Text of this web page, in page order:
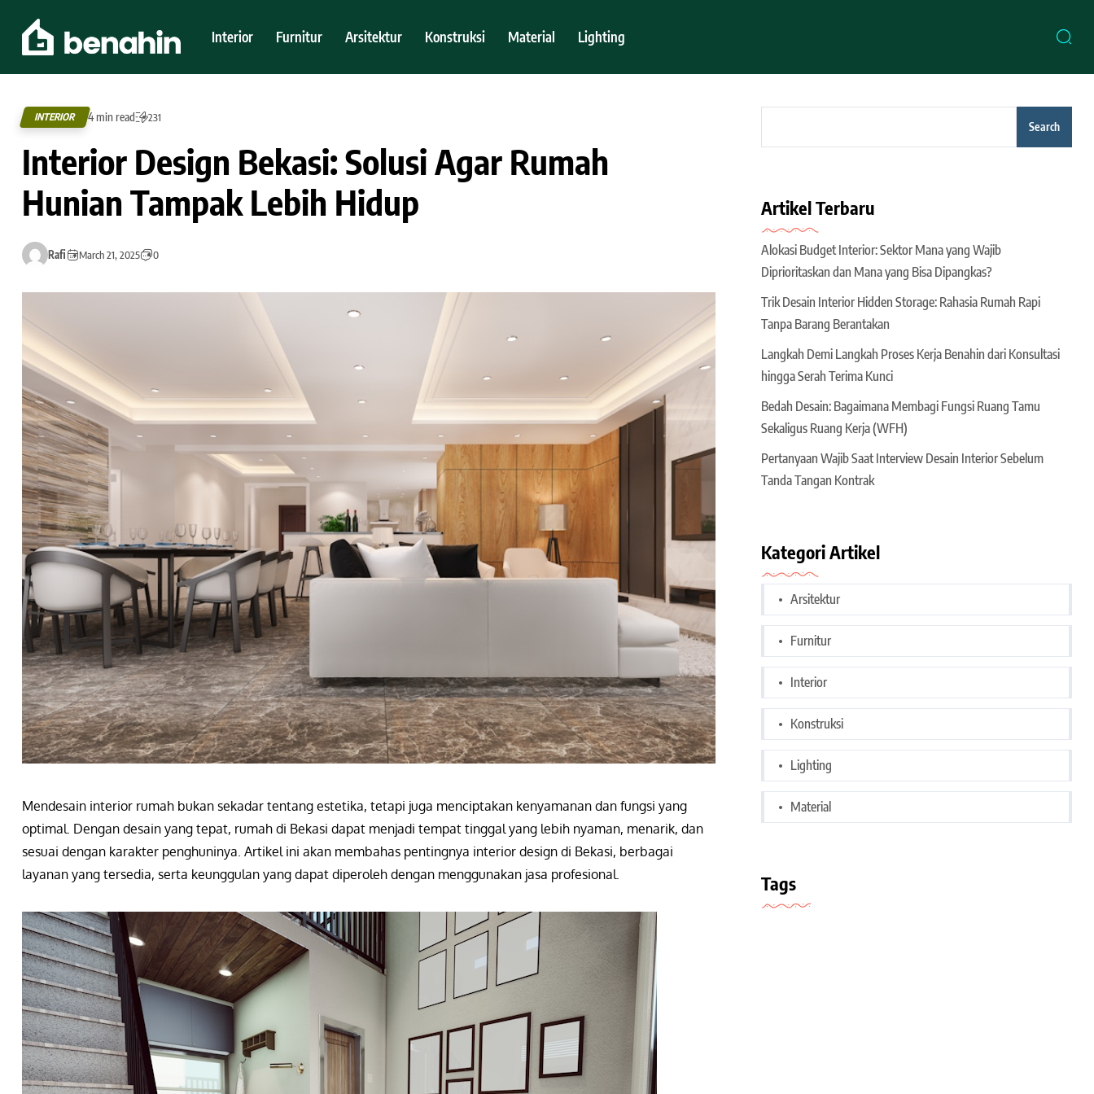
Interior Furnitur Arsitektur Konstruksi Material Lighting
INTERIOR 4 min read 231
Interior Design Bekasi: Solusi Agar Rumah
Hunian Tampak Lebih Hidup
Rafi March 21, 2025 0
Mendesain interior rumah bukan sekadar tentang estetika, tetapi juga menciptakan kenyamanan dan fungsi yang
optimal. Dengan desain yang tepat, rumah di Bekasi dapat menjadi tempat tinggal yang lebih nyaman, menarik, dan
sesuai dengan karakter penghuninya. Artikel ini akan membahas pentingnya interior design di Bekasi, berbagai
layanan yang tersedia, serta keunggulan yang dapat diperoleh dengan menggunakan jasa profesional.
Search
Artikel Terbaru
Alokasi Budget Interior: Sektor Mana yang Wajib
Diprioritaskan dan Mana yang Bisa Dipangkas?
Trik Desain Interior Hidden Storage: Rahasia Rumah Rapi
Tanpa Barang Berantakan
Langkah Demi Langkah Proses Kerja Benahin dari Konsultasi
hingga Serah Terima Kunci
Bedah Desain: Bagaimana Membagi Fungsi Ruang Tamu
Sekaligus Ruang Kerja (WFH)
Pertanyaan Wajib Saat Interview Desain Interior Sebelum
Tanda Tangan Kontrak
Kategori Artikel
Arsitektur
Furnitur
Interior
Konstruksi
Lighting
Material
Tags